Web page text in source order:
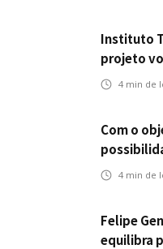
Instituto
projeto
4 min de
Com o
Icatu
4 min de
Felipe
equilibra